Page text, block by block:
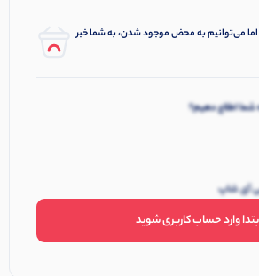
اما می‌توانیم به محض موجود شدن، به شما خبر
شما اطلاع دهیم؟
آی شاپ
وارد حساب کاربری شوید